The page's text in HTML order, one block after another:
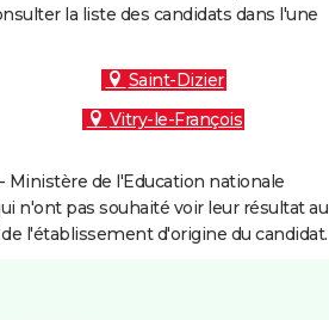
la liste des candidats dans l'une
Saint-Dizier
Vitry-le-François
Ministère de l'Education nationale
n'ont pas souhaité voir leur résultat au
l'établissement d'origine du candidat.